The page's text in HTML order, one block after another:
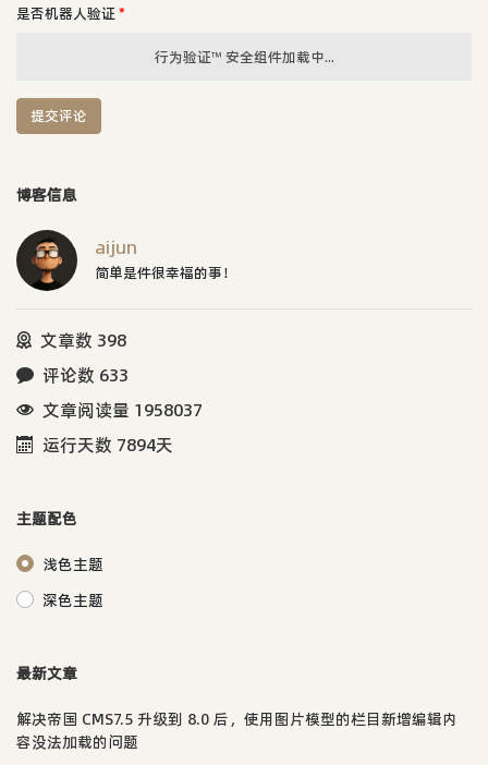
是否机器人验证 *
行为验证™ 安全组件加载中...
提交评论
博客信息
aijun
简单是件很幸福的事！
文章数 398
评论数 633
文章阅读量 1958037
运行天数 7894天
主题配色
浅色主题
深色主题
最新文章
解决帝国 CMS7.5 升级到 8.0 后，使用图片模型的栏目新增编辑内
容没法加载的问题